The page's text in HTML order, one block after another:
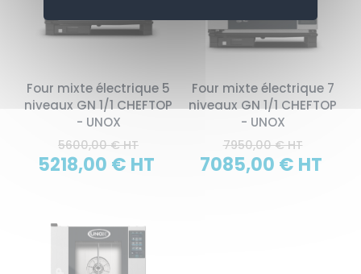
Four mixte électrique 5
niveaux GN 1/1 CHEFTOP
- UNOX
5600,00 € HT
5218,00 € HT
Four mixte électrique 7
niveaux GN 1/1 CHEFTOP
- UNOX
7950,00 € HT
7085,00 € HT